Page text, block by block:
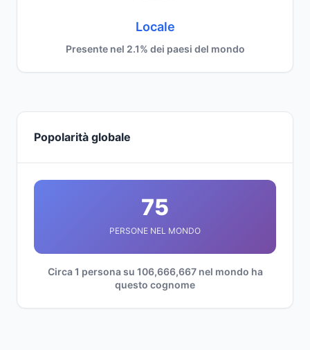
Locale
Presente nel 2.1% dei paesi del mondo
Popolarità globale
75
PERSONE NEL MONDO
Circa 1 persona su 106,666,667 nel mondo ha
questo cognome